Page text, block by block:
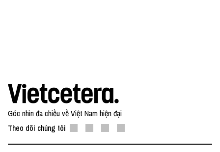
Góc nhìn đa chiều về Việt Nam hiện đại
Theo dõi chúng tôi